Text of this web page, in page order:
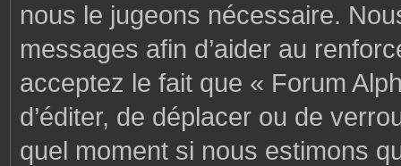
nous le jugeons nécessaire.
messages afin d’aider au
acceptez le fait que « Forum
d’éditer, de déplacer ou de
quel moment si nous estimons